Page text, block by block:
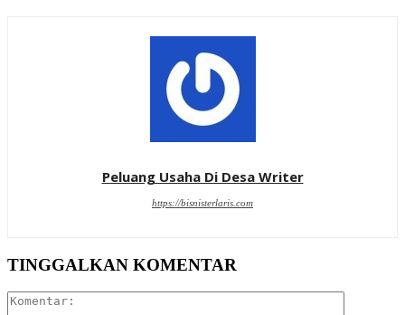
Peluang Usaha Di Desa Writer
https://bisnisterlaris.com
TINGGALKAN KOMENTAR